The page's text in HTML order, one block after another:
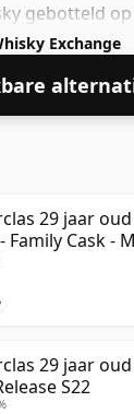
gebotteld
een
Exchange
29 jaar
Family Cask -
29 jaar
S22